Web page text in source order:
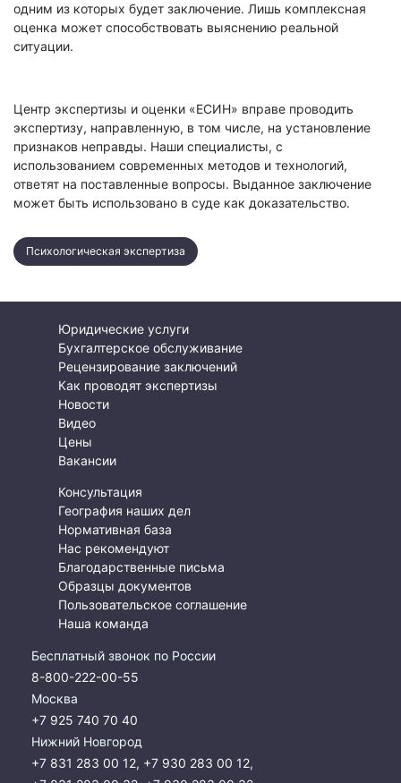
одним из которых будет заключение. Лишь комплексная
оценка может способствовать выяснению реальной
ситуации.
Центр экспертизы и оценки «ЕСИН» вправе проводить
экспертизу, направленную, в том числе, на установление
признаков неправды. Наши специалисты, с
использованием современных методов и технологий,
ответят на поставленные вопросы. Выданное заключение
может быть использовано в суде как доказательство.
Психологическая экспертиза
Юридические услуги
Бухгалтерское обслуживание
Рецензирование заключений
Как проводят экспертизы
Новости
Видео
Цены
Вакансии
Консультация
География наших дел
Нормативная база
Нас рекомендуют
Благодарственные письма
Образцы документов
Пользовательское соглашение
Наша команда
Бесплатный звонок по России
8-800-222-00-55
Москва
+7 925 740 70 40
Нижний Новгород
+7 831 283 00 12, +7 930 283 00 12,